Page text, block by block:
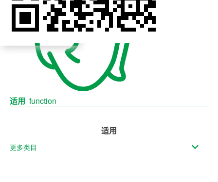
适用 function
适用
更多类目